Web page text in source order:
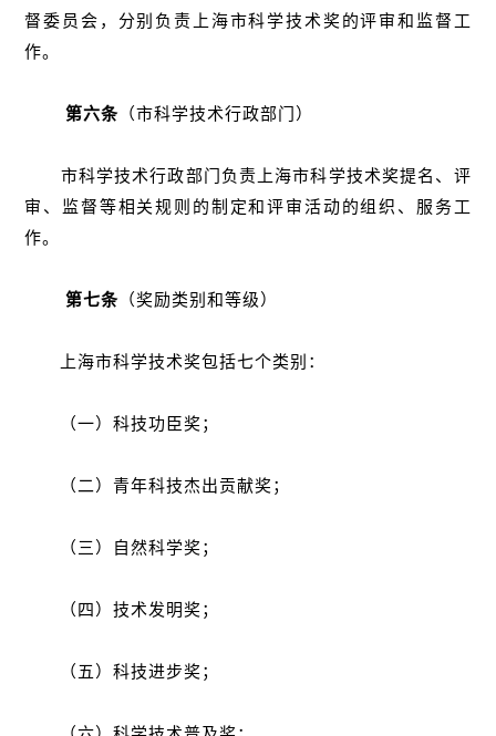
督委员会，分别负责上海市科学技术奖的评审和监督工
作。
第六条 （市科学技术行政部门）
市科学技术行政部门负责上海市科学技术奖提名、评
审、监督等相关规则的制定和评审活动的组织、服务工
作。
第七条 （奖励类别和等级）
上海市科学技术奖包括七个类别：
（一）科技功臣奖；
（二）青年科技杰出贡献奖；
（三）自然科学奖；
（四）技术发明奖；
（五）科技进步奖；